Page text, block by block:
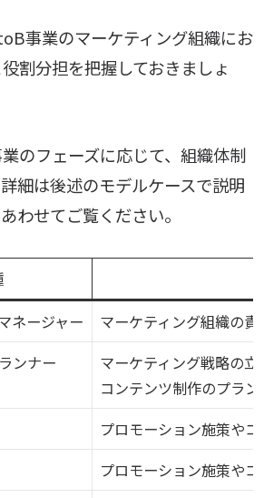
事業のマーケティング組織にお
割分担を把握しておきましょ
のフェーズに応じて、組織体制
細は後述のモデルケースで説明
わせてご覧ください。
ネージャー
マーケティング組織の責
ンナー
マーケティング戦略の立
コンテンツ制作のプラン
プロモーション施策やコ
プロモーション施策やコ